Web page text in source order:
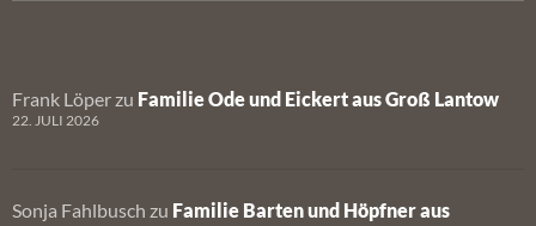
Frank Löper zu Familie Ode und Eickert aus Groß Lantow
22. JULI 2026
Sonja Fahlbusch zu Familie Barten und Höpfner aus